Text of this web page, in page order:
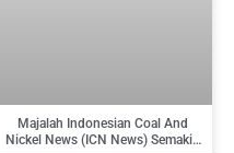
Majalah Indonesian Coal And
Nickel News (ICN News) Semakin